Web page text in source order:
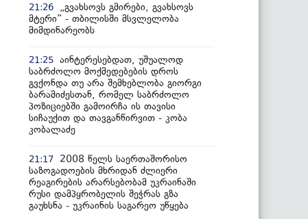
21:26
„გვახსოვს გმირები, გვახსოვს
მტერი” - თბილისში მსვლელობა
მიმდინარეობს
21:25 აინტერესებდათ, უშუალოდ
საბრძოლო მოქმედებების დროს
გვქონდა თუ არა შემხებლობა გიორგი
ბარამიძესთან, რომელ საბრძოლო
პოზიციებში გამოირჩა ის თავისი
სიჩაუქით და თავგანწირვით - კობა
კობალაძე
21:17
2008 წელს საერთაშორისო
საზოგადოების მხრიდან ძლიერი
რეაგირების არარსებობამ უკრაინაში
რუსი დამპყრობელის შეჭრას გზა
გაუხსნა - უკრაინის საგარეო უწყება